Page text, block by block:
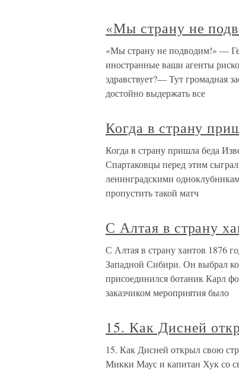
«Мы страну не
«Мы страну не подводим!» —
иностранные ваши агенты
здравствует?— Тут громадная
достойно выдержать все
Когда в страну
Когда в страну пришла беда
Спартаковцы перед этим
ленинградскими
пропустить такой матч
С Алтая в страну
С Алтая в страну хантов 1876
Западной Сибири. Он выбрал
присоединился ботаник Карл
заказчиком мероприятия было
15. Как Дисней
15. Как Дисней открыл свою
Микки Маус и капитан Хук со